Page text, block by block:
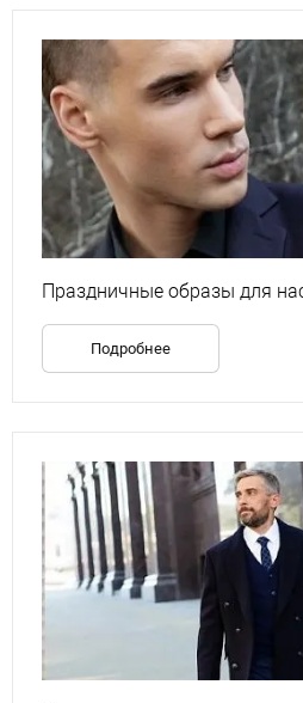
Праздничные образы для
Подробнее